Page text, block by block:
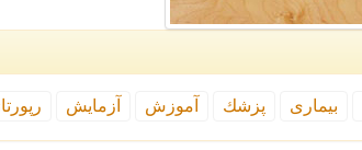
بیماری پزشك آموزش آزمایش